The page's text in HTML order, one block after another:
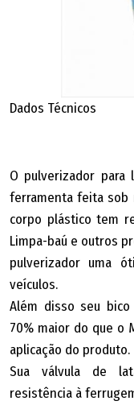
Dados Técnicos
O pulverizador para
ferramenta feita sob
corpo plástico tem
Limpa-baú e outros
pulverizador uma
Além disso seu
70% maior do que o
aplicação do produto.
Sua válvula de
resistência à